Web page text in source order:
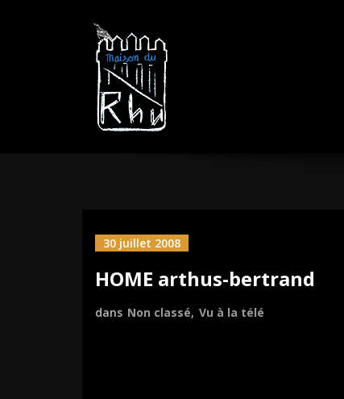
30 juillet 2008
HOME arthus-bertrand
dans Non classé, Vu à la télé